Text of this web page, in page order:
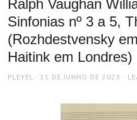
Ralph Vaughan
Sinfonias nº 3 a 5,
(Rozhdestvensky
Haitink em Londres)
AUTHOR
PLEYEL
POSTED
21 DE JUNHO DE 2023